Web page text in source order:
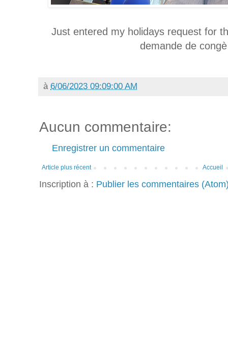
Just entered my holidays request for
demande de
à 6/06/2023 09:09:00 AM
Aucun commentaire:
Enregistrer un commentaire
Article plus récent Accueil
Inscription à : Publier les commentaires